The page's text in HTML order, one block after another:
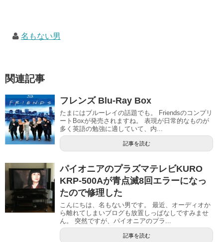
名もない男
関連記事
フレンズ Blu-Ray Box
たまにはブルーレイの話題でも。 Friendsのコンプリ
ートBoxが発売されますね。 表現が日常的なものが
多く英語の勉強に適していて、内...
記事を読む
パイオニアのプラズマテレビKURO
KRP-500Aが青点滅8回エラーになっ
たので修理した
こんにちは、名もない男です。 最近、オーディオか
ら離れてしまいブログも放置しっぱなしですみませ
ん。 突然ですが、パイオニアのプラ...
記事を読む